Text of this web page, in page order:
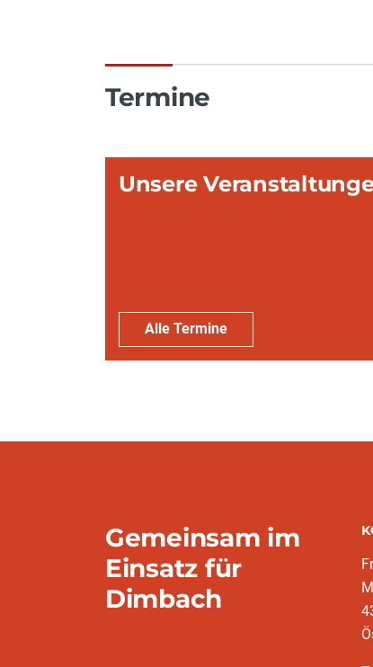
Termine
Unsere
Alle Termine
Gemeinsam im
Einsatz für
Dimbach